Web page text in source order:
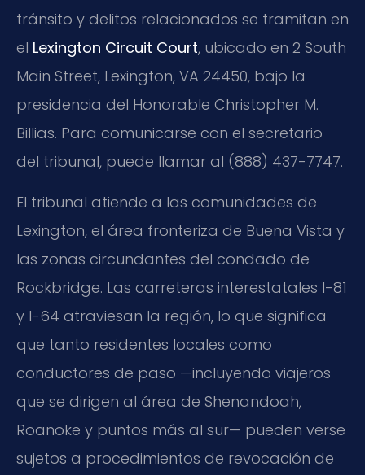
tránsito y delitos relacionados se tramitan en
el Lexington Circuit Court, ubicado en 2 South
Main Street, Lexington, VA 24450, bajo la
presidencia del Honorable Christopher M.
Billias. Para comunicarse con el secretario
del tribunal, puede llamar al (888) 437-7747.
El tribunal atiende a las comunidades de
Lexington, el área fronteriza de Buena Vista y
las zonas circundantes del condado de
Rockbridge. Las carreteras interestatales I-81
y I-64 atraviesan la región, lo que significa
que tanto residentes locales como
conductores de paso —incluyendo viajeros
que se dirigen al área de Shenandoah,
Roanoke y puntos más al sur— pueden verse
sujetos a procedimientos de revocación de